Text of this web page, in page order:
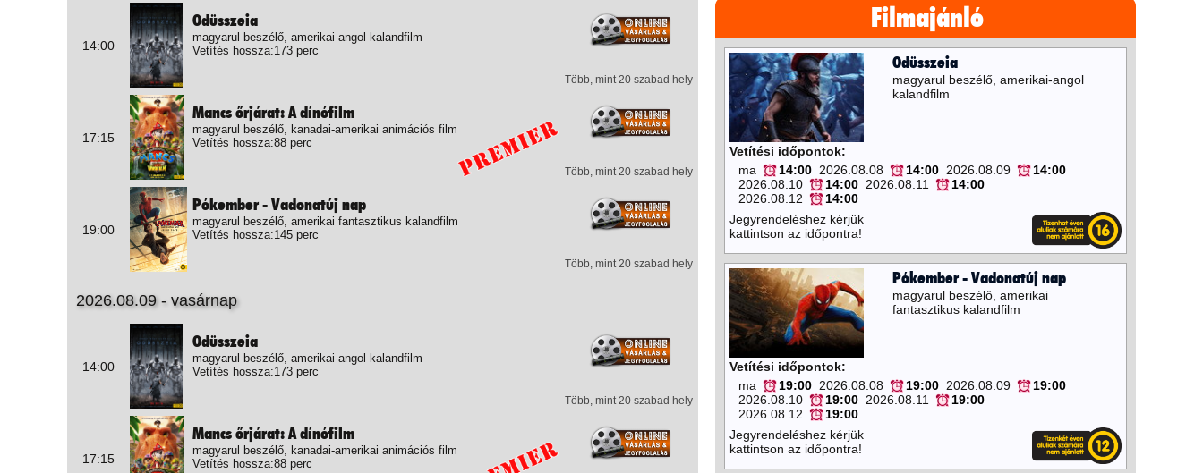
14:00
Odüsszeia
magyarul beszélő, amerikai-angol kalandfilm
Vetítés hossza:173 perc
Több, mint 20 szabad hely
17:15
Mancs őrjárat: A dínófilm
magyarul beszélő, kanadai-amerikai animációs film
Vetítés hossza:88 perc
Több, mint 20 szabad hely
19:00
Pókember - Vadonatúj nap
magyarul beszélő, amerikai fantasztikus kalandfilm
Vetítés hossza:145 perc
Több, mint 20 szabad hely
2026.08.09 - vasárnap
14:00
Odüsszeia
magyarul beszélő, amerikai-angol kalandfilm
Vetítés hossza:173 perc
Több, mint 20 szabad hely
17:15
Mancs őrjárat: A dínófilm
magyarul beszélő, kanadai-amerikai animációs film
Vetítés hossza:88 perc
Filmajánló
Odüsszeia
magyarul beszélő, amerikai-angol
kalandfilm
Vetítési időpontok:
ma
14:00 2026.08.08 14:00 2026.08.09
14:00
2026.08.10
14:00 2026.08.11
14:00
2026.08.12
14:00
Jegyrendeléshez kérjük
kattintson az időpontra!
Pókember - Vadonatúj nap
magyarul beszélő, amerikai
fantasztikus kalandfilm
Vetítési időpontok:
ma
19:00 2026.08.08 19:00 2026.08.09
19:00
2026.08.10
19:00 2026.08.11
19:00
2026.08.12
19:00
Jegyrendeléshez kérjük
kattintson az időpontra!